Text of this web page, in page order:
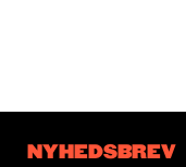
NYHEDSBREV